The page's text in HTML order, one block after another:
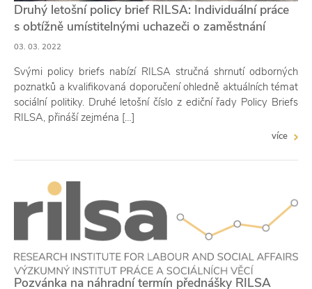
Druhý letošní policy brief RILSA: Individuální práce
s obtížně umístitelnými uchazeči o zaměstnání
03. 03. 2022
Svými policy briefs nabízí RILSA stručná shrnutí odborných
poznatků a kvalifikovaná doporučení ohledně aktuálních témat
sociální politiky. Druhé letošní číslo z ediční řady Policy Briefs
RILSA, přináší zejména […]
více
Pozvánka na náhradní termín přednášky RILSA